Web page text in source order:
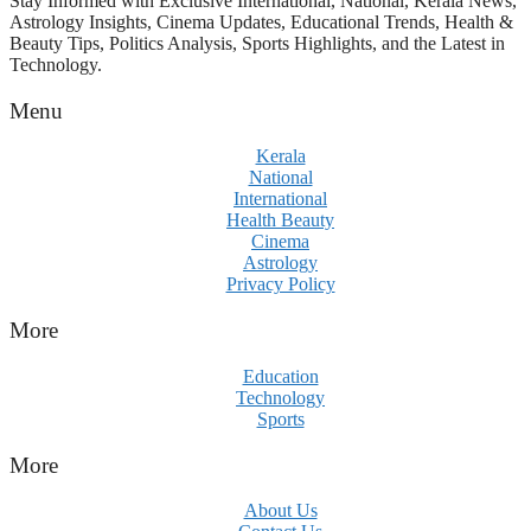
Astrology Insights, Cinema Updates, Educational Trends, Health &
Beauty Tips, Politics Analysis, Sports Highlights, and the Latest in
Technology.
Menu
Kerala
National
International
Health Beauty
Cinema
Astrology
Privacy Policy
More
Education
Technology
Sports
More
About Us